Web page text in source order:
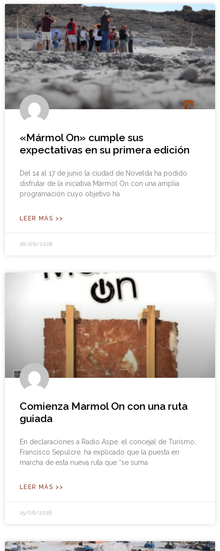
«Mármol On» cumple sus
expectativas en su primera edición
Del 14 al 17 de junio la ciudad de Novelda ha podido
disfrutar de la iniciativa Mármol On con una amplia
programación cuyo objetivo ha
LEER MÁS >>
18/06/2018
Comienza Marmol On con una ruta
guiada
En declaraciones a Radio Aspe, el concejal de Turismo,
Francisco Sepulcre, ha explicado que la puesta en
marcha de esta nueva ruta que “se suma
LEER MÁS >>
15/06/2018